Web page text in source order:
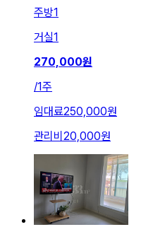
주방1
거실1
270,000원
/1주
임대료250,000원
관리비 20,000원